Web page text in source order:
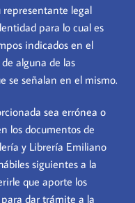
representante legal
para lo cual es
indicados en el
alguna de las
se señalan en el mismo.
sea errónea o
los documentos de
y Librería Emiliano
siguientes a la
que aporte los
dar trámite a la